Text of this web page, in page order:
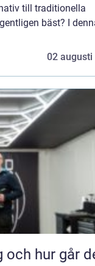
till traditionella
bäst? I
02 augusti